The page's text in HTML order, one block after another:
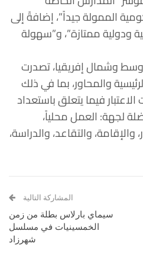
الممولة جيداً”، إضافةً إلى
ودولية ممتازة”، و”سهولة
وشمال إفريقيا، تصدرت
والمحاور، بما في ذلك
فيما يتعلق باستعداد
لجهة: العمل محلياً،
والتقاعد، والدراسة،
المشاركة التالية
سيماي بارلاس بطلة من زمن
الخمسينيات في مسلسل
شهرزاد